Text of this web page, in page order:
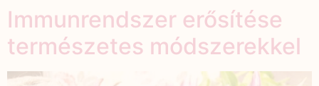
Immunrendszer erősítése
természetes módszerekkel